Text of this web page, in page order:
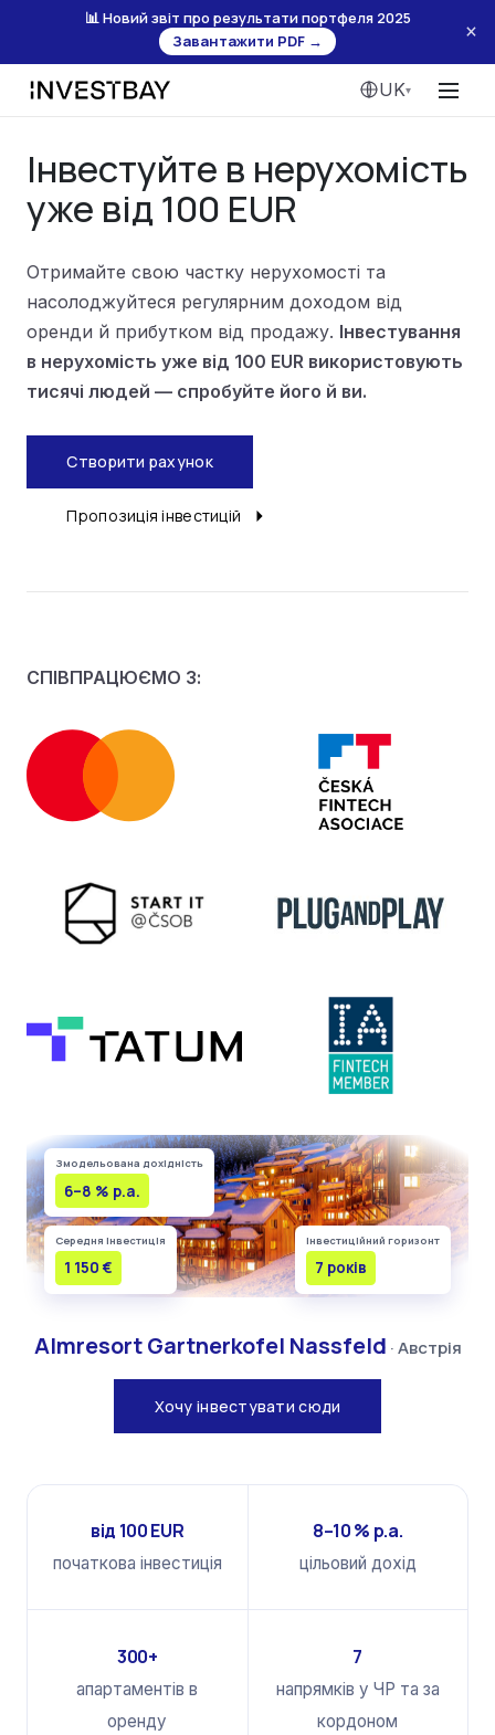
Меню
UK▾
Інвестуйте в нерухомість
уже від 100 EUR
Отримайте свою частку нерухомості та
насолоджуйтеся регулярним доходом від
оренди й прибутком від продажу. Інвестування
в нерухомість уже від 100 EUR використовують
тисячі людей — спробуйте його й ви.
Створити рахунок
Пропозиція інвестицій
СПІВПРАЦЮЄМО З:
Змодельована дохідність
6–8 % p.a.
Середня інвестиція
1 150 €
Інвестиційний горизонт
7 років
Almresort Gartnerkofel Nassfeld · Австрія
Хочу інвестувати сюди
від 100 EUR
початкова інвестиція
8–10 % p.a.
цільовий дохід
300+
апартаментів в
оренду
7
напрямків у ЧР та за
кордоном
📊 Новий звіт про результати портфеля 2025
Завантажити PDF →
×